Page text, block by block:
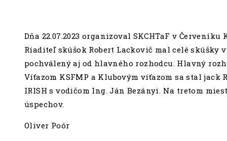
Dňa 22.07.2023 organizoval SKCHTaF v
Riaditeľ skúšok Robert Lackovič mal celé skúšky
pochválený aj od hlavného rozhodcu. Hlavný
Víťazom KSFMP a Klubovým víťazom sa stal jack
IRISH s vodičom Ing. Ján Bezányi. Na tretom
úspechov.
Oliver Poór